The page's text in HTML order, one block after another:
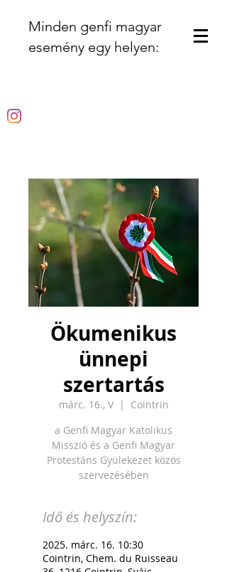
Minden genfi magyar
esemény egy helyen:
Ökumenikus
ünnepi
szertartás
márc. 16., V
  |
Cointrin
a Genfi Magyar Katolikus
Misszió és a Genfi Magyar
Protestáns Gyülekezet közös
szervezésében
Idő és helyszín:
2025. márc. 16. 10:30
Cointrin, Chem. du Ruisseau